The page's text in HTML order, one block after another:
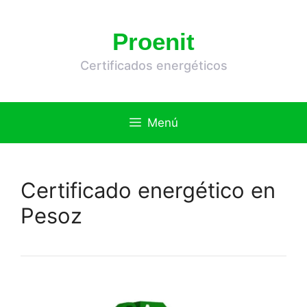
Proenit
Certificados energéticos
Menú
Certificado energético en
Pesoz